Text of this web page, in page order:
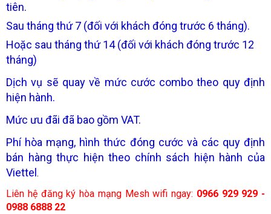
tiên.
Sau tháng thứ 7 (đối với khách đóng trước 6 tháng).
Hoặc sau tháng thứ 14 (đối với khách đóng trước 12
tháng)
Dịch vụ sẽ quay về mức cước combo theo quy định
hiện hành.
Mức ưu đãi đã bao gồm VAT.
Phí hòa mạng, hình thức đóng cước và các quy định
bán hàng thực hiện theo chính sách hiện hành của
Viettel .
Liên hệ đăng ký hòa mạng Mesh wifi ngay: 0966 929 929 -
0988 6888 22